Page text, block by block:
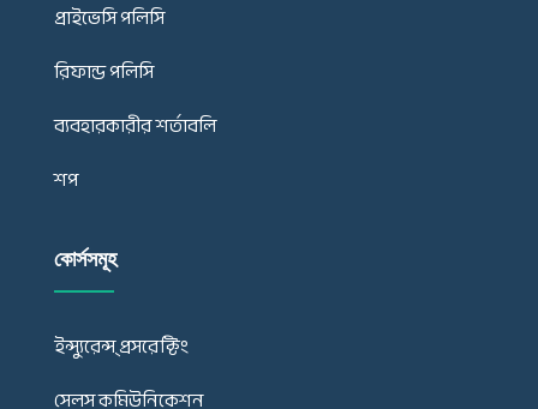
প্রাইভেসি পলিসি
রিফান্ড পলিসি
ব্যবহারকারীর শর্তাবলি
শপ
কোর্সসমূহ
ইন্স্যুরেন্স্ প্রসরেক্টিং
সেলস কমিউনিকেশন